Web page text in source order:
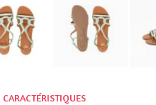
CARACTÉRISTIQUES